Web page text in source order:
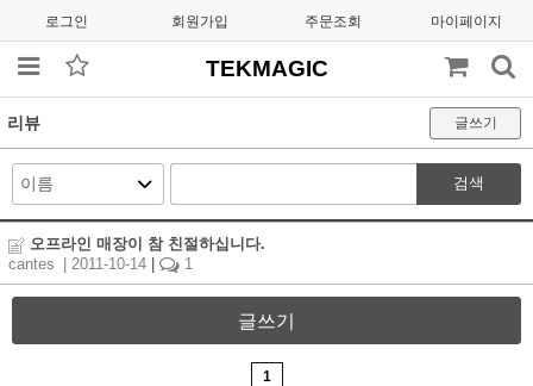
로그인 회원가입 주문조회 마이페이지
TEKMAGIC
리뷰 글쓰기
검색
오프라인 매장이 참 친절하십니다.
cantes
| 2011-10-14 1
글쓰기
1